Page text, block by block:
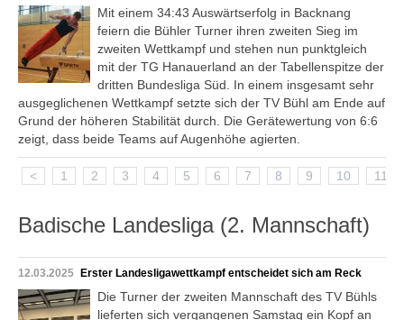
Mit einem 34:43 Auswärtserfolg in Backnang
feiern die Bühler Turner ihren zweiten Sieg im
zweiten Wettkampf und stehen nun punktgleich
mit der TG Hanauerland an der Tabellenspitze der
dritten Bundesliga Süd. In einem insgesamt sehr
ausgeglichenen Wettkampf setzte sich der TV Bühl am Ende auf
Grund der höheren Stabilität durch. Die Gerätewertung von 6:6
zeigt, dass beide Teams auf Augenhöhe agierten.
< 1 2 3 4 5 6 7 8 9 10 11
Badische Landesliga (2. Mannschaft)
12.03.2025 Erster Landesligawettkampf entscheidet sich am Reck
Die Turner der zweiten Mannschaft des TV Bühls
lieferten sich vergangenen Samstag ein Kopf an